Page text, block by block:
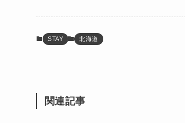
STAY 北海道
関連記事